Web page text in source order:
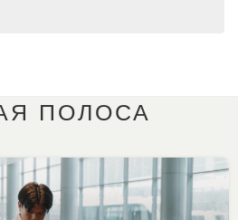
ПОЛОСА